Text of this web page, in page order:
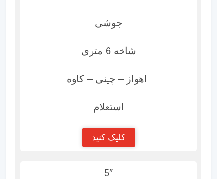
جوشی
شاخه 6 متری
اهواز – چینی – کاوه
استعلام
کلیک کنید
5″